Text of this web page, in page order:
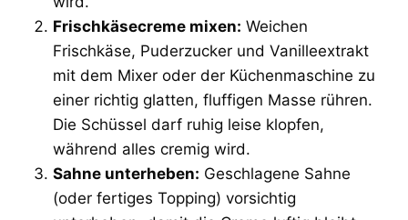
Frischkäsecreme mixen: Weichen
Frischkäse, Puderzucker und Vanilleextrakt
mit dem Mixer oder der Küchenmaschine zu
einer richtig glatten, fluffigen Masse rühren.
Die Schüssel darf ruhig leise klopfen,
während alles cremig wird.
Sahne unterheben: Geschlagene Sahne
(oder fertiges Topping) vorsichtig